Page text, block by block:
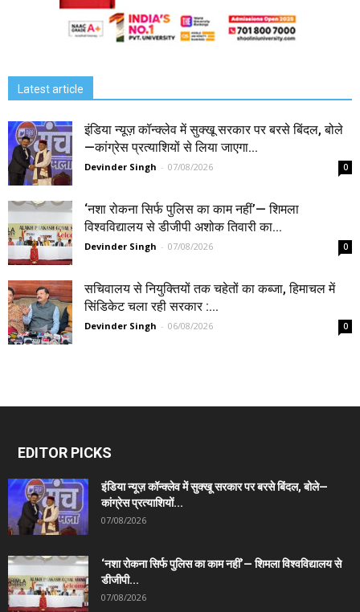
Latest article
इंडिया न्यूज़ कॉन्क्लेव में सुक्खू सरकार पर बरसे बिंदल, बोले
—कांग्रेस प्रत्याशियों से लिया जाएगा...
Devinder Singh - 07/08/2026 0
‘नशा रोकना सिर्फ पुलिस का काम नहीं’— शिमला
विश्वविद्यालय से डीजीपी अशोक तिवारी का...
Devinder Singh - 07/08/2026 0
सचिवालय से नियुक्तियों तक चहेतों का कब्जा, हिमाचल में
सिंडिकेट चला रही सरकार :...
Devinder Singh - 06/08/2026 0
EDITOR PICKS
इंडिया न्यूज़ कॉन्क्लेव में सुक्खू सरकार पर बरसे बिंदल, बोले—
कांग्रेस प्रत्याशियों...
07/08/2026
‘नशा रोकना सिर्फ पुलिस का काम नहीं’— शिमला विश्वविद्यालय से
डीजीपी...
07/08/2026